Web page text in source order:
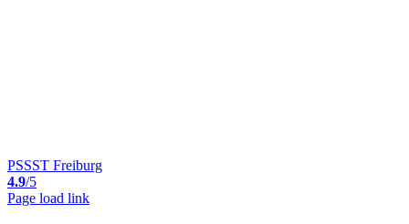
PSSST Freiburg
4.9/5
Page load link